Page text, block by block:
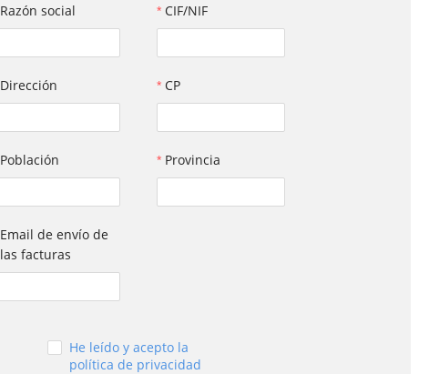
Razón social CIF/NIF
Dirección CP
Población Provincia
Email de envío de
las facturas
He leído y acepto la
política de privacidad